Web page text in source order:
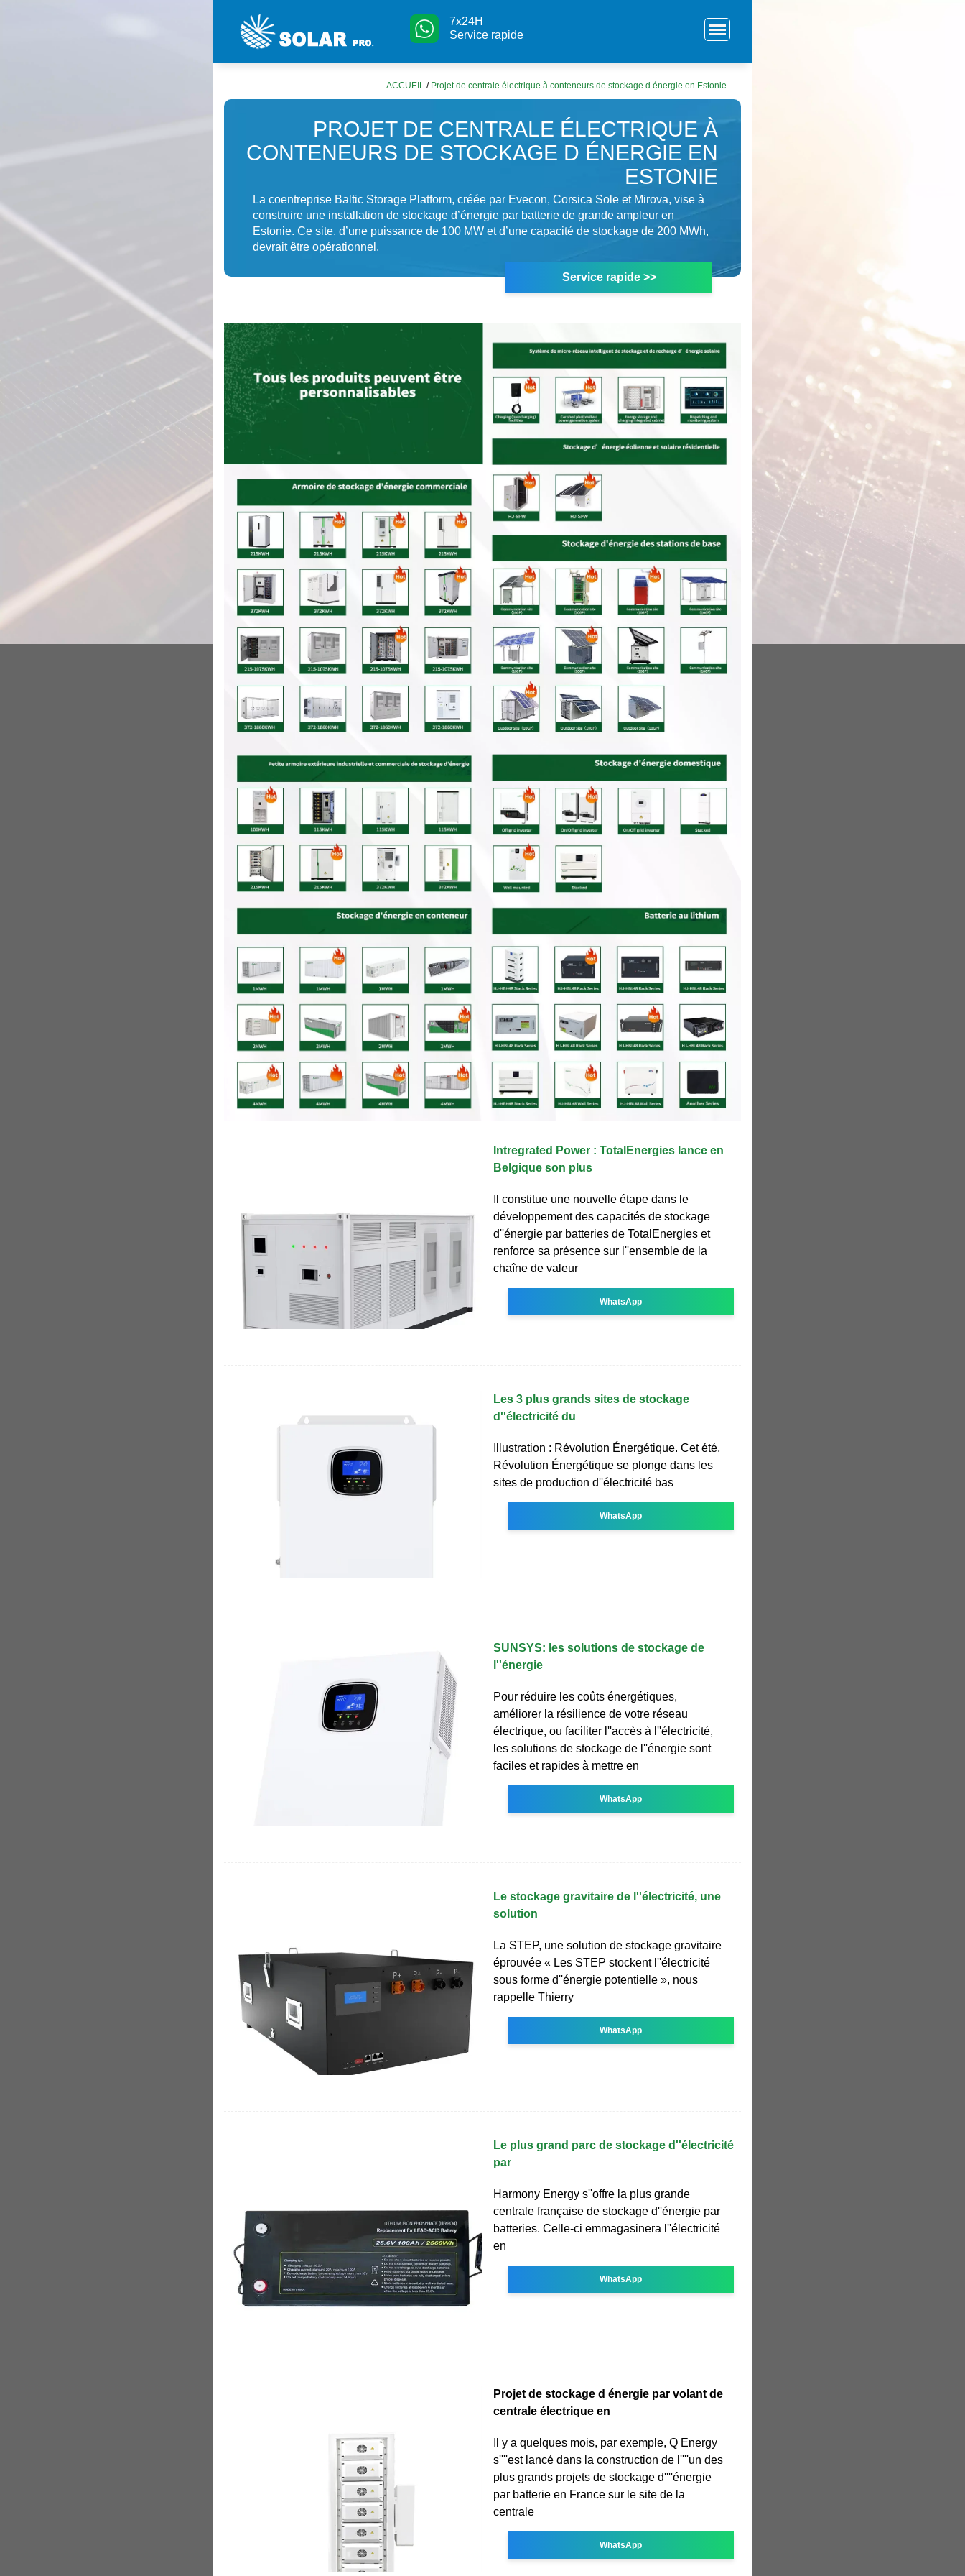
7x24H
Service rapide
ACCUEIL / Projet de centrale électrique à conteneurs de stockage d énergie en Estonie
PROJET DE CENTRALE ÉLECTRIQUE À
CONTENEURS DE STOCKAGE D ÉNERGIE EN
ESTONIE
La coentreprise Baltic Storage Platform, créée par Evecon, Corsica Sole et Mirova, vise à
construire une installation de stockage d’énergie par batterie de grande ampleur en
Estonie. Ce site, d’une puissance de 100 MW et d’une capacité de stockage de 200 MWh,
devrait être opérationnel.
Service rapide >>
Intregrated Power : TotalEnergies lance en
Belgique son plus
Il constitue une nouvelle étape dans le
développement des capacités de stockage
d''énergie par batteries de TotalEnergies et
renforce sa présence sur l''ensemble de la
chaîne de valeur
WhatsApp
Les 3 plus grands sites de stockage
d''électricité du
Illustration : Révolution Énergétique. Cet été,
Révolution Énergétique se plonge dans les
sites de production d''électricité bas
WhatsApp
SUNSYS: les solutions de stockage de
l''énergie
Pour réduire les coûts énergétiques,
améliorer la résilience de votre réseau
électrique, ou faciliter l''accès à l''électricité,
les solutions de stockage de l''énergie sont
faciles et rapides à mettre en
WhatsApp
Le stockage gravitaire de l''électricité, une
solution
La STEP, une solution de stockage gravitaire
éprouvée « Les STEP stockent l''électricité
sous forme d''énergie potentielle », nous
rappelle Thierry
WhatsApp
Le plus grand parc de stockage d''électricité
par
Harmony Energy s''offre la plus grande
centrale française de stockage d''énergie par
batteries. Celle-ci emmagasinera l''électricité
en
WhatsApp
Projet de stockage d énergie par volant de
centrale électrique en
Il y a quelques mois, par exemple, Q Energy
s''''est lancé dans la construction de l''''un des
plus grands projets de stockage d''''énergie
par batterie en France sur le site de la
centrale
WhatsApp